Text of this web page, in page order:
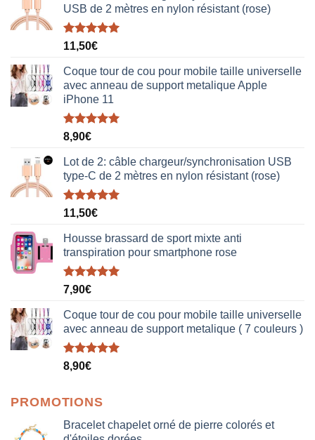
USB de 2 mètres en nylon résistant (rose)
Note5.00
11,50€
Coque tour de cou pour mobile taille universelle
avec anneau de support metalique Apple
iPhone 11
Note5.00
8,90€
Lot de 2: câble chargeur/synchronisation USB
type-C de 2 mètres en nylon résistant (rose)
Note5.00
11,50€
Housse brassard de sport mixte anti
transpiration pour smartphone rose
Note5.00
7,90€
Coque tour de cou pour mobile taille universelle
avec anneau de support metalique ( 7 couleurs )
Note5.00
8,90€
PROMOTIONS
Bracelet chapelet orné de pierre colorés et